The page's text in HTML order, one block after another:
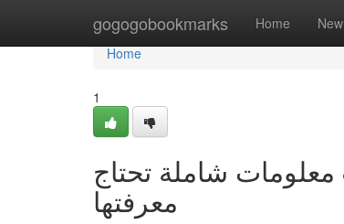
gogogobookmarks Home New
Home
Home
1
حبوب سايتوتك للبيع في سلطنة عمان: 8 معلومات شاملة تحتاج
معرفتها